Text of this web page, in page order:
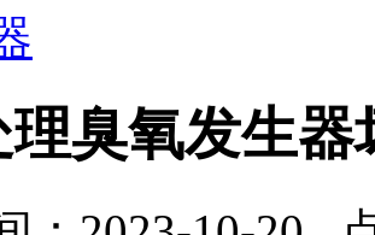
理臭氧发生